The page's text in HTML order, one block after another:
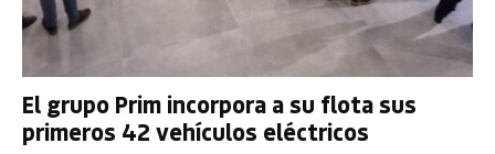
El grupo Prim incorpora a su flota sus
primeros 42 vehículos eléctricos